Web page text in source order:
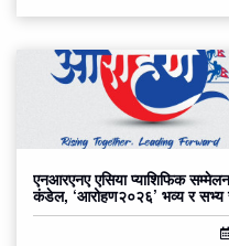
एनआरएनए एसिया प्याशिफिक
कंडेल, ‘आरोहण२०२६’ भव्य र